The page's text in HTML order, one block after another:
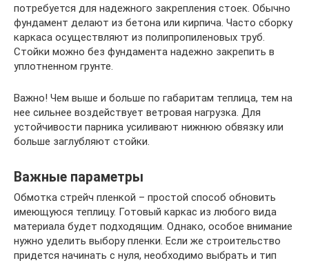
потребуется для надежного закрепления стоек. Обычно
фундамент делают из бетона или кирпича. Часто сборку
каркаса осуществляют из полипропиленовых труб.
Стойки можно без фундамента надежно закрепить в
уплотненном грунте.
Важно! Чем выше и больше по габаритам теплица, тем на
нее сильнее воздействует ветровая нагрузка. Для
устойчивости парника усиливают нижнюю обвязку или
больше заглубляют стойки.
Важные параметры
Обмотка стрейч пленкой – простой способ обновить
имеющуюся теплицу. Готовый каркас из любого вида
материала будет подходящим. Однако, особое внимание
нужно уделить выбору пленки. Если же строительство
придется начинать с нуля, необходимо выбрать и тип